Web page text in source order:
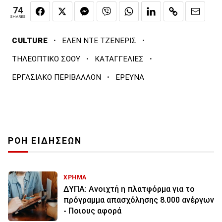
74
SHARES
CULTURE · ΕΛΕΝ ΝΤΕ ΤΖΕΝΕΡΙΣ ·
ΤΗΛΕΟΠΤΙΚΟ ΣΟΟΥ · ΚΑΤΑΓΓΕΛΙΕΣ ·
ΕΡΓΑΣΙΑΚΟ ΠΕΡΙΒΑΛΛΟΝ · ΕΡΕΥΝΑ
ΡΟΗ ΕΙΔΗΣΕΩΝ
ΧΡΗΜΑ
ΔΥΠΑ: Ανοιχτή η πλατφόρμα για το
πρόγραμμα απασχόλησης 8.000 ανέργων
- Ποιους αφορά